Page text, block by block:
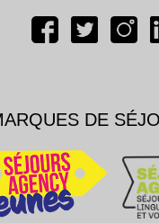
DE